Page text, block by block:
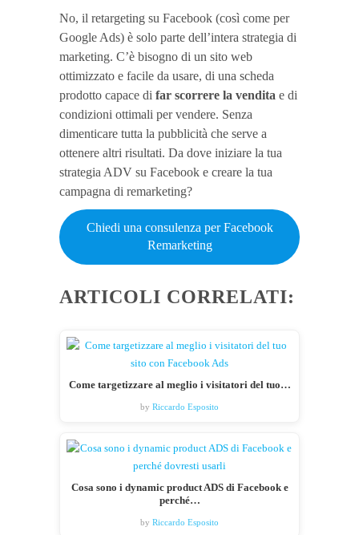
No, il retargeting su Facebook (così come per
Google Ads) è solo parte dell’intera strategia di
marketing. C’è bisogno di un sito web
ottimizzato e facile da usare, di una scheda
prodotto capace di far scorrere la vendita e di
condizioni ottimali per vendere. Senza
dimenticare tutta la pubblicità che serve a
ottenere altri risultati. Da dove iniziare la tua
strategia ADV su Facebook e creare la tua
campagna di remarketing?
Chiedi una consulenza per Facebook
Remarketing
ARTICOLI CORRELATI:
Come targetizzare al meglio i visitatori del tuo…
by Riccardo Esposito
Cosa sono i dynamic product ADS di Facebook e
perché…
by Riccardo Esposito